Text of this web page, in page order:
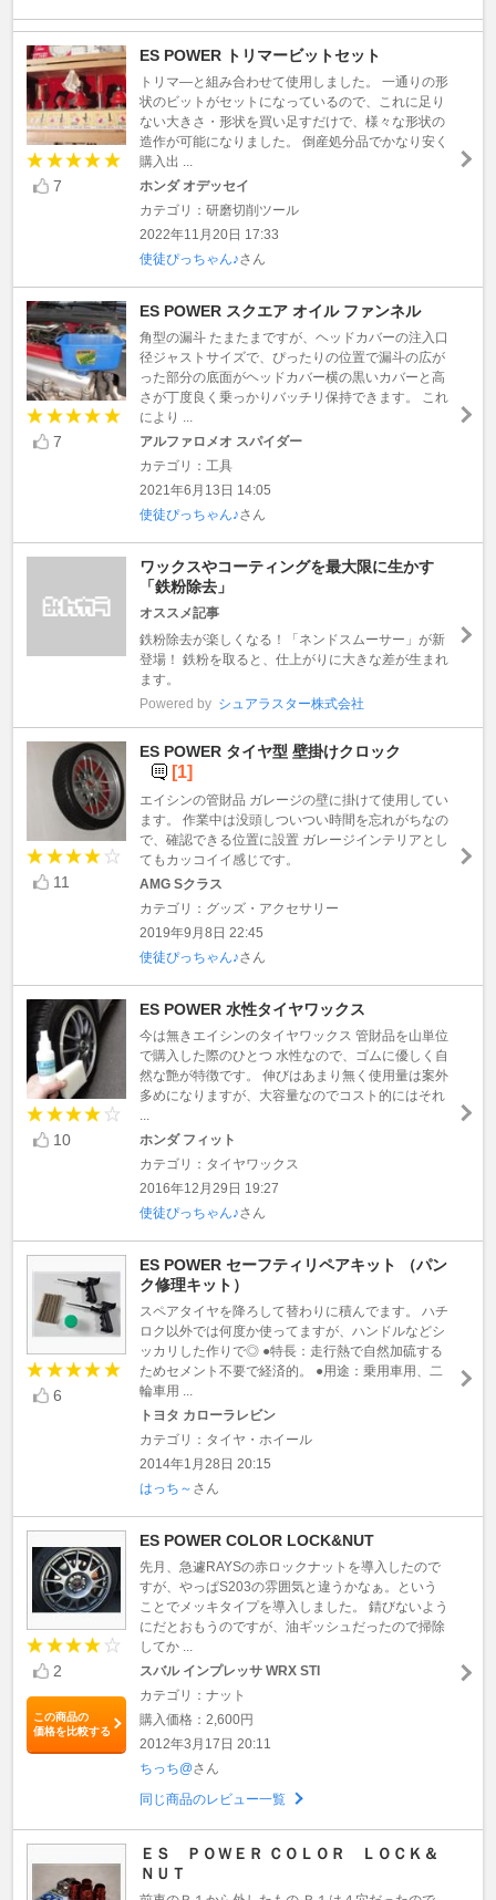
7
ES POWER トリマービットセット
トリマ―と組み合わせて使用しました。 一通りの形
状のビットがセットになっているので、これに足り
ない大きさ・形状を買い足すだけで、様々な形状の
造作が可能になりました。 倒産処分品でかなり安く
購入出 ...
ホンダ オデッセイ
カテゴリ：研磨切削ツール
2022年11月20日 17:33
使徒ぴっちゃん♪さん
7
ES POWER スクエア オイル ファンネル
角型の漏斗 たまたまですが、ヘッドカバーの注入口
径ジャストサイズで、ぴったりの位置で漏斗の広が
った部分の底面がヘッドカバー横の黒いカバーと高
さが丁度良く乗っかりバッチリ保持できます。 これ
により ...
アルファロメオ スパイダー
カテゴリ：工具
2021年6月13日 14:05
使徒ぴっちゃん♪さん
ワックスやコーティングを最大限に生かす
「鉄粉除去」
オススメ記事
鉄粉除去が楽しくなる！「ネンドスムーサー」が新
登場！ 鉄粉を取ると、仕上がりに大きな差が生まれ
ます。
Powered by シュアラスター株式会社
11
ES POWER タイヤ型 壁掛けクロック
[1]
エイシンの管財品 ガレージの壁に掛けて使用してい
ます。 作業中は没頭しついつい時間を忘れがちなの
で、確認できる位置に設置 ガレージインテリアとし
てもカッコイイ感じです。
AMG Sクラス
カテゴリ：グッズ・アクセサリー
2019年9月8日 22:45
使徒ぴっちゃん♪さん
10
ES POWER 水性タイヤワックス
今は無きエイシンのタイヤワックス 管財品を山単位
で購入した際のひとつ 水性なので、ゴムに優しく自
然な艶が特徴です。 伸びはあまり無く使用量は案外
多めになりますが、大容量なのでコスト的にはそれ
ホンダ フィット
カテゴリ：タイヤワックス
2016年12月29日 19:27
使徒ぴっちゃん♪さん
6
ES POWER セーフティリペアキット （パン
ク修理キット）
スペアタイヤを降ろして替わりに積んでます。 ハチ
ロク以外では何度か使ってますが、ハンドルなどシ
ッカリした作りで◎ ●特長：走行熱で自然加硫する
ためセメント不要で経済的。 ●用途：乗用車用、二
輪車用 ...
トヨタ カローラレビン
カテゴリ：タイヤ・ホイール
2014年1月28日 20:15
はっち～ さん
2
この商品の
価格を比較する
ES POWER COLOR LOCK&NUT
先月、急遽RAYSの赤ロックナットを導入したので
すが、やっぱS203の雰囲気と違うかなぁ。という
ことでメッキタイプを導入しました。 錆びないよう
にだとおもうのですが、油ギッシュだったので掃除
してか ...
スバル インプレッサ WRX STI
カテゴリ：ナット
購入価格：2,600円
2012年3月17日 20:11
ちっち@さん
同じ商品のレビュー一覧
ＥＳ ＰＯＷＥＲ ＣＯＬＯＲ ＬＯＣＫ＆
ＮＵＴ